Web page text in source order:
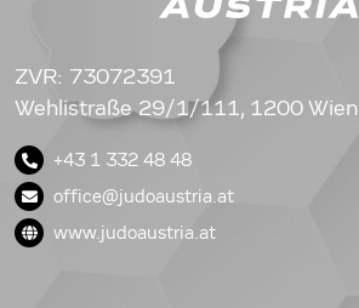
ZVR: 73072391
Wehlistraße 29/1/111, 1200 Wien
+43 1 332 48 48
office@judoaustria.at
www.judoaustria.at